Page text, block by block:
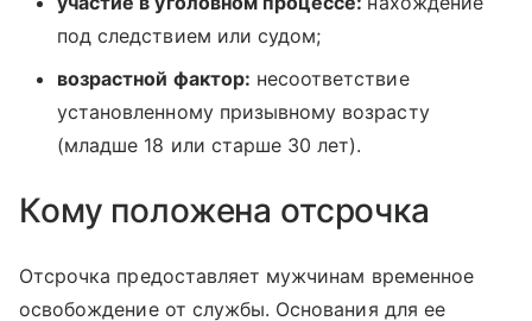
под следствием или судом;
возрастной фактор: несоответствие
установленному призывному возрасту
(младше 18 или старше 30 лет).
Кому положена отсрочка
Отсрочка предоставляет мужчинам временное
освобождение от службы. Основания для ее